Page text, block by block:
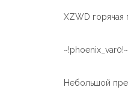
~!phoenix_var0!~